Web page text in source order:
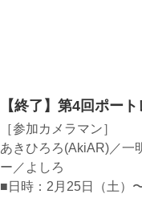
【終了】第4回ポー
［参加カメラマン］
あきひろろ(AkiAR)／一
ー／よしろ
■日時：2月25日（土）